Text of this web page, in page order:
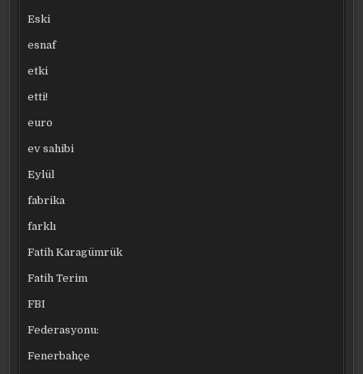
Eski
esnaf
etki
etti!
euro
ev sahibi
Eylül
fabrika
farklı
Fatih Karagümrük
Fatih Terim
FBI
Federasyonu:
Fenerbahçe